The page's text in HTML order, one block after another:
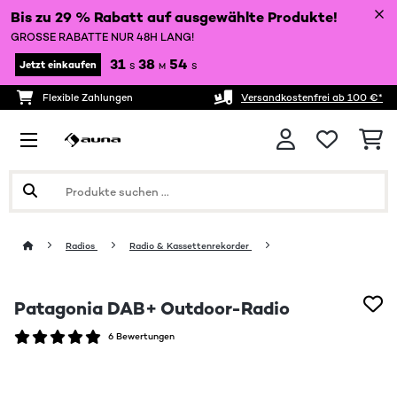
Bis zu 29 % Rabatt auf ausgewählte Produkte!
GROSSE RABATTE NUR 48H LANG!
Jetzt einkaufen 31 S 38 M 53 S
Flexible Zahlungen Versandkostenfrei ab 100 €*
Radios Radio & Kassettenrekorder
Patagonia DAB+ Outdoor-Radio
6 Bewertungen